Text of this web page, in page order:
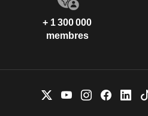
+ 1 300 000
membres